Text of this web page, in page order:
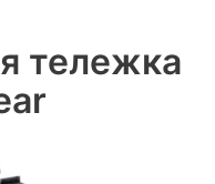
тележка